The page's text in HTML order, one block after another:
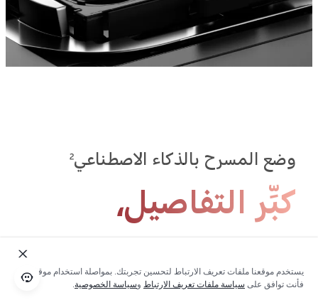
وضع المسرح بالذكاء الاصطناعي2
‏‫كبِّر التفاصيل،
وتألق بلا حدود.‬
يستخدم موقعنا ملفات تعريف الارتباط لتحسين تجربتك. بمواصلة استخدام موقعنا؛
فأنت توافق على سياسة ملفات تعريف الارتباط وسياسة الخصوصية.